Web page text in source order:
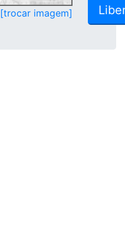
[trocar imagem]